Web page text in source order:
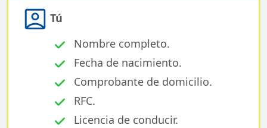
Tú
Nombre completo.
Fecha de nacimiento.
Comprobante de domicilio.
RFC.
Licencia de conducir.